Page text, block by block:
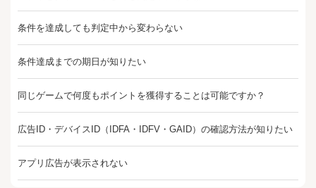
条件を達成しても判定中から変わらない
条件達成までの期日が知りたい
同じゲームで何度もポイントを獲得することは可能ですか？
広告ID・デバイスID（IDFA・IDFV・GAID）の確認方法が知りたい
アプリ広告が表示されない